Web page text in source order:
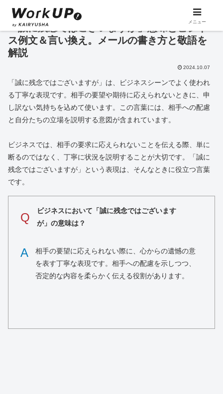
「誠に残念ではございますが」意味とビジネ
ス例文＆言い換え。メールの書き方と敬語を
解説
2024.10.07
「誠に残念ではございますが」は、ビジネスシーンでよく使われ
る丁寧な表現です。相手の要望や期待に応えられないときに、申
し訳ない気持ちを込めて使います。この言葉には、相手への配慮
と自分たちの立場を説明する意図が含まれています。
ビジネスでは、相手の要求に応えられないことを伝える際、単に
断るのではなく、丁寧に状況を説明することが大切です。「誠に
残念ではございますが」という表現は、そんなときに役立つ言葉
です。
Q
ビジネスにおいて「誠に残念ではございます
が」の意味は？
A
相手の要望に応えられない際に、心からの遺憾の意
を表す丁寧な表現です。相手への配慮を示しつつ、
否定的な内容を柔らかく伝える役割があります。
メニュー